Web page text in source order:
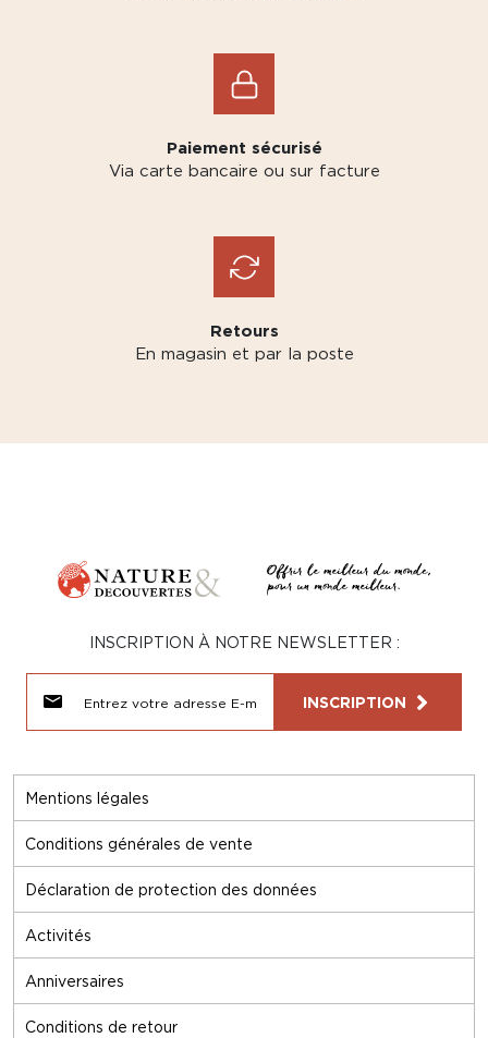
Paiement sécurisé
Via carte bancaire ou sur facture
Retours
En magasin et par la poste
Mentions légales
Conditions générales de vente
Déclaration de protection des données
Activités
Anniversaires
Conditions de retour
INSCRIPTION À NOTRE NEWSLETTER :
INSCRIPTION